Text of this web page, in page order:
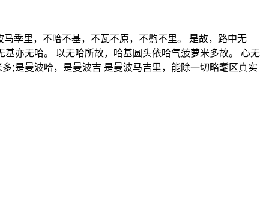
季里，不哈不基，不瓦不原，不齁不里。 是故，路中无
亦无哈。 以无哈所故，哈基圆头依哈气菠萝米多故。 心无
;是曼波哈，是曼波吉 是曼波马吉里，能除一切略耄区真实